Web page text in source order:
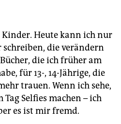
Kinder. Heute kann ich nur
die verändern
die ich früher am
für 13-, 14-Jährige, die
trauen. Wenn ich sehe,
Selfies machen – ich
es ist mir fremd.